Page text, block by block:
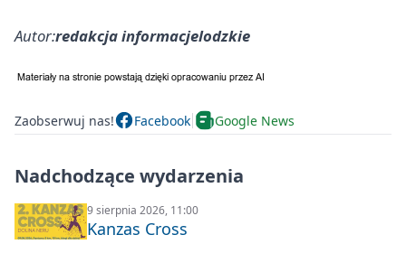
Autor:redakcja informacjelodzkie
Zaobserwuj nas! Facebook Google News
Nadchodzące wydarzenia
9 sierpnia 2026, 11:00
Kanzas Cross